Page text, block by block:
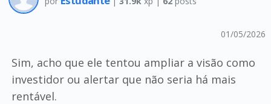
01/05/2026
Sim, acho que ele tentou ampliar a visão como
investidor ou alertar que não seria há mais
rentável.